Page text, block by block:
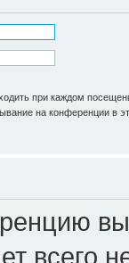
при каждом
на конференции в
всего